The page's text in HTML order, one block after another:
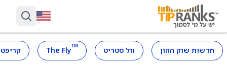
חדשות שוק ההון וול סטריט ™
The Fly